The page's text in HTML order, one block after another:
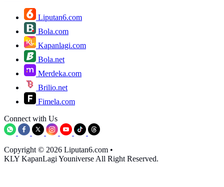
Liputan6.com
Bola.com
Kapanlagi.com
Bola.net
Merdeka.com
Brilio.net
Fimela.com
Connect with Us
Copyright © 2026 Liputan6.com •
KLY KapanLagi Youniverse All Right Reserved.